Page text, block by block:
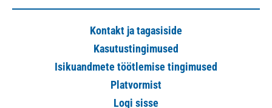
Kontakt ja tagasiside
Kasutustingimused
Isikuandmete töötlemise tingimused
Platvormist
Logi sisse